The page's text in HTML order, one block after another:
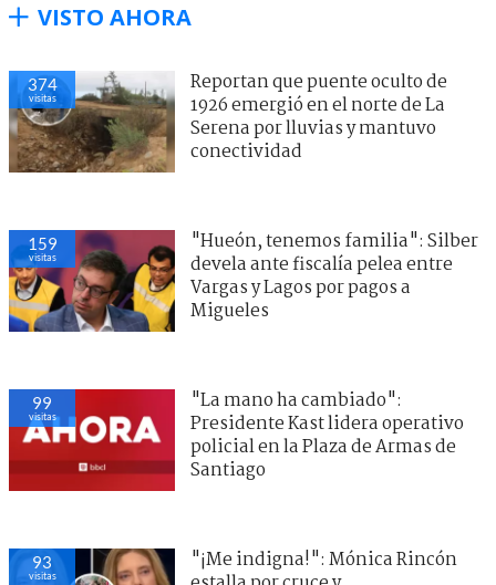
VISTO AHORA
374
visitas
Reportan que puente oculto de
1926 emergió en el norte de La
Serena por lluvias y mantuvo
conectividad
159
visitas
"Hueón, tenemos familia": Silber
devela ante fiscalía pelea entre
Vargas y Lagos por pagos a
Migueles
99
visitas
"La mano ha cambiado":
Presidente Kast lidera operativo
policial en la Plaza de Armas de
Santiago
93
visitas
"¡Me indigna!": Mónica Rincón